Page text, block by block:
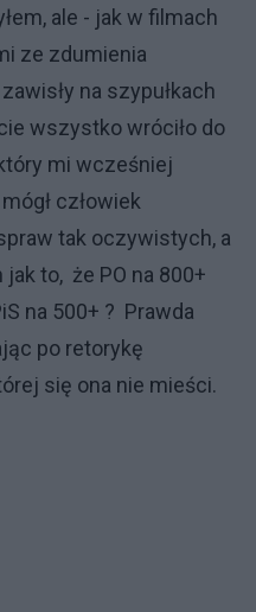
ale - jak w filmach
ze zdumienia
na szypułkach
wszystko wróciło do
mi wcześniej
człowiek
tak oczywistych, a
to, że PO na 800+
na 500+ ? Prawda
po retorykę
się ona nie mieści.